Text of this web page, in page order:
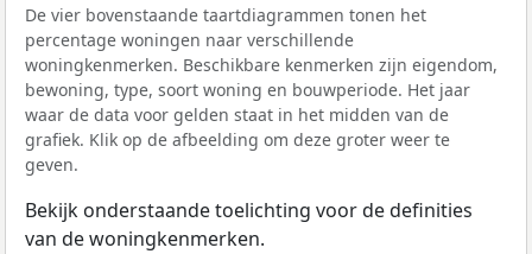
De vier bovenstaande taartdiagrammen tonen het
percentage woningen naar verschillende
woningkenmerken. Beschikbare kenmerken zijn eigendom,
bewoning, type, soort woning en bouwperiode. Het jaar
waar de data voor gelden staat in het midden van de
grafiek. Klik op de afbeelding om deze groter weer te
geven.
Bekijk onderstaande toelichting voor de definities
van de woningkenmerken.